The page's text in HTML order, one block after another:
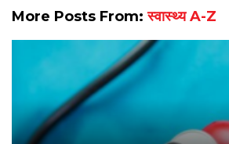
More Posts From:स्वास्थ्य A-Z